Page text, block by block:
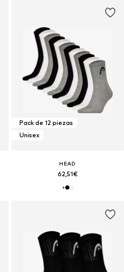
Pack de 12 piezas
Unisex
HEAD
62,51€